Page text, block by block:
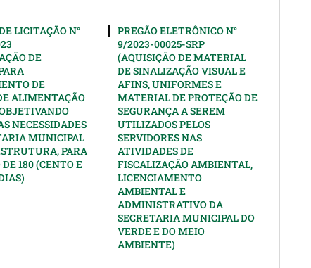
LICITAÇÃO N°
DE
DE
ALIMENTAÇÃO
NECESSIDADES
MUNICIPAL
PARA
180 (CENTO E
PREGÃO ELETRÔNICO N°
9/2023-00025-SRP
(AQUISIÇÃO DE MATERIAL
DE SINALIZAÇÃO VISUAL E
AFINS, UNIFORMES E
MATERIAL DE PROTEÇÃO DE
SEGURANÇA A SEREM
UTILIZADOS PELOS
SERVIDORES NAS
ATIVIDADES DE
FISCALIZAÇÃO AMBIENTAL,
LICENCIAMENTO
AMBIENTAL E
ADMINISTRATIVO DA
SECRETARIA MUNICIPAL DO
VERDE E DO MEIO
AMBIENTE)